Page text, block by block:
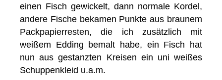
einen Fisch gewickelt, dann normale Kordel,
andere Fische bekamen Punkte aus braunem
Packpapierresten, die ich zusätzlich mit
weißem Edding bemalt habe, ein Fisch hat
nun aus gestanzten Kreisen ein uni weißes
Schuppenkleid u.a.m.